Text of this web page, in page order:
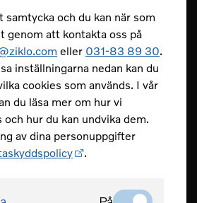
Bank
Org.nr 556069-0967
och du kan när som
genom att kontakta oss på
eller 031-83 89 30.
inställningarna nedan kan du
cookies som används. I vår
du läsa mer om hur vi
och hur du kan undvika dem.
av dina personuppgifter
.